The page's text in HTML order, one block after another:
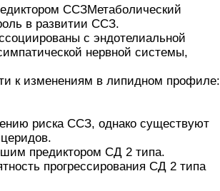
ССЗМетаболический
в развитии ССЗ.
с эндотелиальной
нервной системы,
к изменениям в липидном профиле:
риска ССЗ, однако существуют
предиктором СД 2 типа.
прогрессирования СД 2 типа